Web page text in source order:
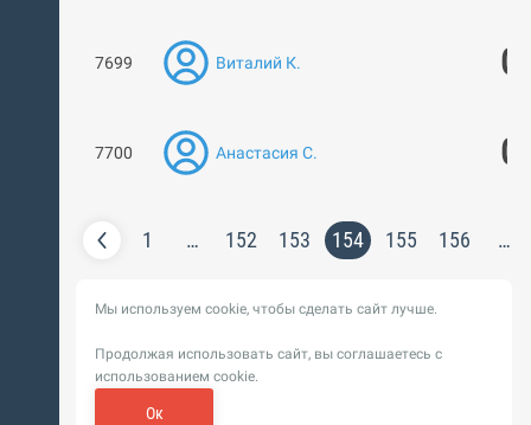
7699 Виталий К. 0
7700 Анастасия С. 0
1 … 152 153 154 155 156 …
Мы используем cookie, чтобы сделать сайт лучше.
Продолжая использовать сайт, вы соглашаетесь с
использованием cookie.
Ок